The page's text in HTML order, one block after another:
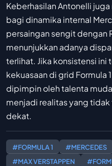
Keberhasilan Antonelli
bagi dinamika internal
persaingan sengit dengan
menunjukkan adanya
terlihat. Jika konsistensi ini
kekuasaan di grid Formula
dipimpin oleh talenta
menjadi realitas yang
dekat.
#FORMULA 1 #MERCEDES
#MAX VERSTAPPEN